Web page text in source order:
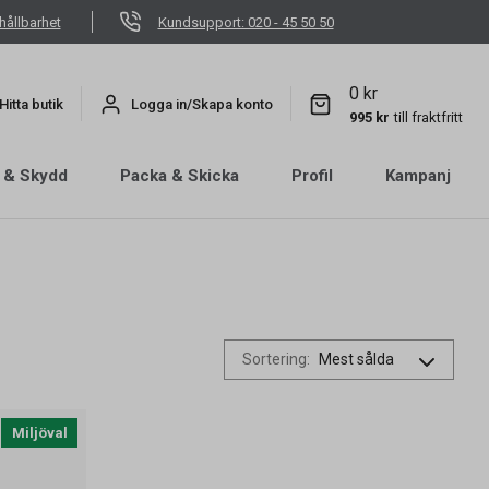
Kundsupport: 020 - 45 50 50
Hitta butik Logga in/Skapa konto
0 kr
995 kr till fraktfritt
Skydd Packa & Skicka Profil Kampanj
Sortering:
Miljöval